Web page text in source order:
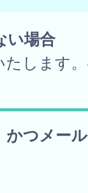
い場合
します
つメー